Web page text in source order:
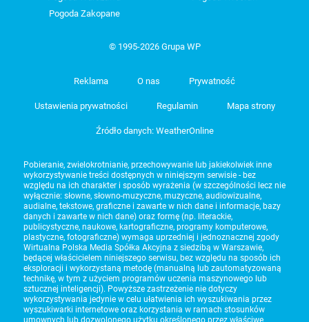
Pogoda Zakopane
© 1995-2026 Grupa WP
Reklama O nas Prywatność
Ustawienia prywatności Regulamin Mapa strony
Źródło danych: WeatherOnline
Pobieranie, zwielokrotnianie, przechowywanie lub jakiekolwiek inne
wykorzystywanie treści dostępnych w niniejszym serwisie - bez
względu na ich charakter i sposób wyrażenia (w szczególności lecz nie
wyłącznie: słowne, słowno-muzyczne, muzyczne, audiowizualne,
audialne, tekstowe, graficzne i zawarte w nich dane i informacje, bazy
danych i zawarte w nich dane) oraz formę (np. literackie,
publicystyczne, naukowe, kartograficzne, programy komputerowe,
plastyczne, fotograficzne) wymaga uprzedniej i jednoznacznej zgody
Wirtualna Polska Media Spółka Akcyjna z siedzibą w Warszawie,
będącej właścicielem niniejszego serwisu, bez względu na sposób ich
eksploracji i wykorzystaną metodę (manualną lub zautomatyzowaną
technikę, w tym z użyciem programów uczenia maszynowego lub
sztucznej inteligencji). Powyższe zastrzeżenie nie dotyczy
wykorzystywania jedynie w celu ułatwienia ich wyszukiwania przez
wyszukiwarki internetowe oraz korzystania w ramach stosunków
umownych lub dozwolonego użytku określonego przez właściwe